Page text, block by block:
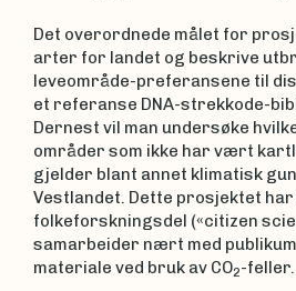
Det overordnede målet for
arter for landet og beskrive
leveområde-preferansene til
et referanse DNA-strekkode-
Dernest vil man undersøke
områder som ikke har vært
gjelder blant annet klimatisk
Vestlandet. Dette prosjektet
folkeforskningsdel («citizen
samarbeider nært med
materiale ved bruk av CO2-feller.